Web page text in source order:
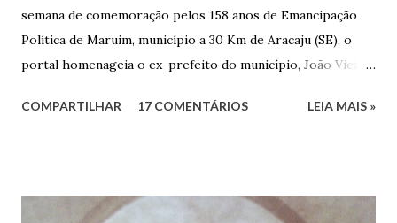
semana de comemoração pelos 158 anos de Emancipação
Política de Maruim, município a 30 Km de Aracaju (SE), o
portal homenageia o ex-prefeito do município, João Vieira
Vieira dos Santos e Arlinda Barroso dos Santos, nasceu em
infância pobre, João Vieira não pôde se dedicar aos
COMPARTILHAR 17 COMENTÁRIOS LEIA MAIS »